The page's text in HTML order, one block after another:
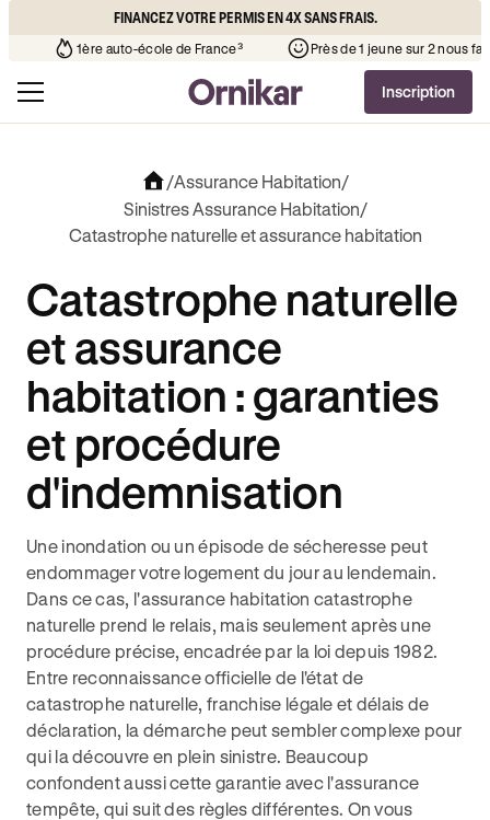
FINANCEZ VOTRE PERMIS EN 4X SANS FRAIS.
votre quartier¹ 1ère auto-école de France³ Près de 1
Inscription
/Assurance Habitation/
Sinistres Assurance Habitation/
Catastrophe naturelle et assurance habitation
Catastrophe naturelle
et assurance
habitation : garanties
et procédure
d'indemnisation
Une inondation ou un épisode de sécheresse peut
endommager votre logement du jour au lendemain.
Dans ce cas, l'assurance habitation catastrophe
naturelle prend le relais, mais seulement après une
procédure précise, encadrée par la loi depuis 1982.
Entre reconnaissance officielle de l'état de
catastrophe naturelle, franchise légale et délais de
déclaration, la démarche peut sembler complexe pour
qui la découvre en plein sinistre. Beaucoup
confondent aussi cette garantie avec l'assurance
tempête, qui suit des règles différentes. On vous